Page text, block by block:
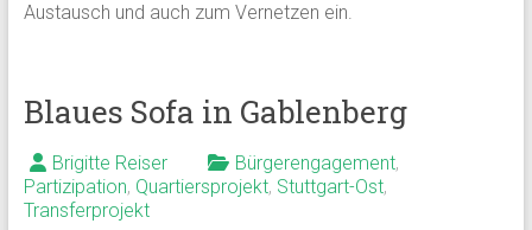
Austausch und auch zum Vernetzen ein.
Blaues Sofa in Gablenberg
Brigitte Reiser Bürgerengagement,
Partizipation, Quartiersprojekt, Stuttgart-Ost,
Transferprojekt